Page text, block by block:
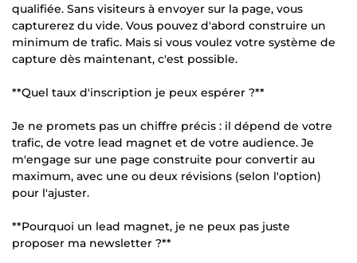
qualifiée. Sans visiteurs à envoyer sur la page, vous
capturerez du vide. Vous pouvez d'abord construire un
minimum de trafic. Mais si vous voulez votre système de
capture dès maintenant, c'est possible.
**Quel taux d'inscription je peux espérer ?**
Je ne promets pas un chiffre précis : il dépend de votre
trafic, de votre lead magnet et de votre audience. Je
m'engage sur une page construite pour convertir au
maximum, avec une ou deux révisions (selon l'option)
pour l'ajuster.
**Pourquoi un lead magnet, je ne peux pas juste
proposer ma newsletter ?**